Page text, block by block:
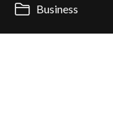
Business